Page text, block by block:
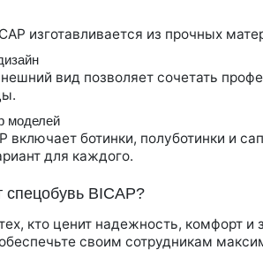
изготавливается из прочных
вид позволяет сочетать
моделей
включает ботинки, полуботинки и
для каждого.
BICAP?
кто ценит надежность, комфорт и
своим сотрудникам